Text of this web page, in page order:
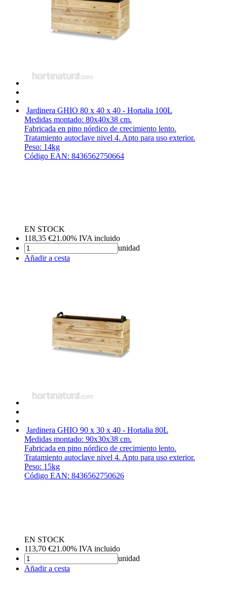
Jardinera GHIO 80 x 40 x 40 - Hortalia 100L
Medidas montado: 80x40x38 cm.
Fabricada en pino nórdico de crecimiento lento.
Tratamiento autoclave nivel 4. Apto para uso exterior.
Peso: 14kg
Código EAN: 8436562750664
EN STOCK
118,35 €21.00% IVA incluido
unidad
Añadir a cesta
Jardinera GHIO 90 x 30 x 40 - Hortalia 80L
Medidas montado: 90x30x38 cm.
Fabricada en pino nórdico de crecimiento lento.
Tratamiento autoclave nivel 4. Apto para uso exterior.
Peso: 15kg
Código EAN: 8436562750626
EN STOCK
113,70 €21.00% IVA incluido
unidad
Añadir a cesta